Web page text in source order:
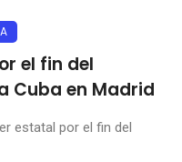
el fin del
Cuba en Madrid
estatal por el fin del